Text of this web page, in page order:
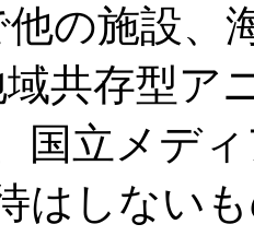
の施設、
共存型ア
国立メデ
はしない